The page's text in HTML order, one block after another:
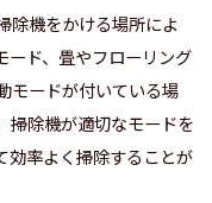
除機をかける場所によ
ード、畳やフローリング
モードが付いている場
掃除機が適切なモードを
効率よく掃除することが